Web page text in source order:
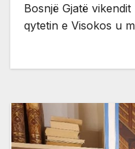
Bosnjë Gjatë
qytetin e Visokos u